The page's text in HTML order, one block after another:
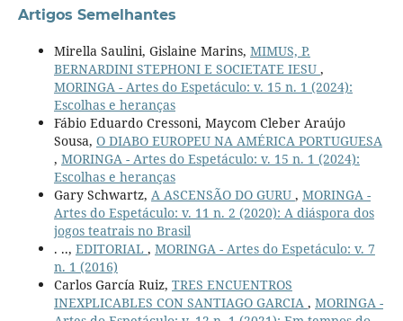
Artigos Semelhantes
Mirella Saulini, Gislaine Marins, MIMUS, P.
BERNARDINI STEPHONI E SOCIETATE IESU ,
MORINGA - Artes do Espetáculo: v. 15 n. 1 (2024):
Escolhas e heranças
Fábio Eduardo Cressoni, Maycom Cleber Araújo
Sousa, O DIABO EUROPEU NA AMÉRICA PORTUGUESA
, MORINGA - Artes do Espetáculo: v. 15 n. 1 (2024):
Escolhas e heranças
Gary Schwartz, A ASCENSÃO DO GURU , MORINGA -
Artes do Espetáculo: v. 11 n. 2 (2020): A diáspora dos
jogos teatrais no Brasil
. .., EDITORIAL , MORINGA - Artes do Espetáculo: v. 7
n. 1 (2016)
Carlos García Ruiz, TRES ENCUENTROS
INEXPLICABLES CON SANTIAGO GARCIA , MORINGA -